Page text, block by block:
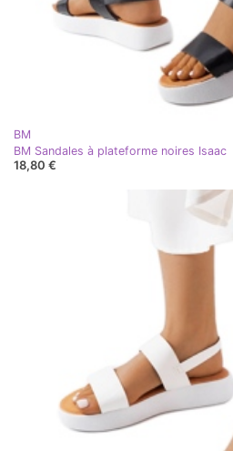
BM
BM Sandales à plateforme noires Isaac
18,80 €